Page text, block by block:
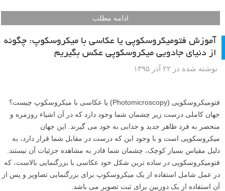
با نصب یک فیلتر پلاریزه روی لنز دوربین، می توانید یک آسمان آبی تیره و به
زیبایی اشباع شده در هنگام ثبت عکس به دست آورید. با این حال، اگر از یک
لنز واید استفاده می کنید – بسته به جهت دوربین نسبت به خورشید – ممکن
است با مشکلاتی مواجه شوید… اما تمام مشکلات راه حل دارند. در این
آسمان در عکس های خود را تقویت کنید.
ادامه مطلب
آموزش فتومیکروسکوپی یا عکاسی با میکروسکوپ: چگونه
از دنیای جادویی میکروسکوپی عکس بگیریم
نوشته شده در ۲۲ آذر ۱۳۹۵